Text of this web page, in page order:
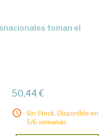
50,44 €
Sin Stock. Disponible en
5/6 semanas.